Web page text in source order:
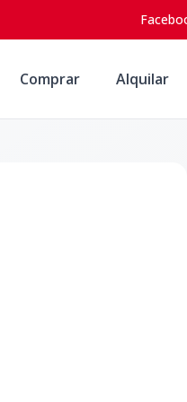
Comprar Alquilar